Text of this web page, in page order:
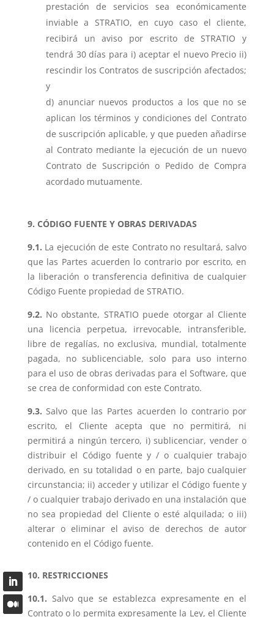
prestación de servicios sea económicamente
inviable a STRATIO, en cuyo caso el cliente,
recibirá un aviso por escrito de STRATIO y
tendrá 30 días para i) aceptar el nuevo Precio ii)
rescindir los Contratos de suscripción afectados;
y
anunciar nuevos productos a los que no se
aplican los términos y condiciones del Contrato
de suscripción aplicable, y que pueden añadirse
al Contrato mediante la ejecución de un nuevo
Contrato de Suscripción o Pedido de Compra
acordado mutuamente.
9. CÓDIGO FUENTE Y OBRAS DERIVADAS
9.1. La ejecución de este Contrato no resultará, salvo
que las Partes acuerden lo contrario por escrito, en
la liberación o transferencia definitiva de cualquier
Código Fuente propiedad de STRATIO.
9.2. No obstante, STRATIO puede otorgar al Cliente
una licencia perpetua, irrevocable, intransferible,
libre de regalías, no exclusiva, mundial, totalmente
pagada, no sublicenciable, solo para uso interno
para el uso de obras derivadas para el Software, que
se crea de conformidad con este Contrato.
9.3.Salvo que las Partes acuerden lo contrario por
escrito, el Cliente acepta que no permitirá, ni
permitirá a ningún tercero, i) sublicenciar, vender o
distribuir el Código fuente y / o cualquier trabajo
derivado, en su totalidad o en parte, bajo cualquier
circunstancia; ii) acceder y utilizar el Código fuente y
/ o cualquier trabajo derivado en una instalación que
no sea propiedad del Cliente o esté alquilada; o iii)
alterar o eliminar el aviso de derechos de autor
contenido en el Código fuente.
10. RESTRICCIONES
10.1. Salvo que se establezca expresamente en el
Contrato o lo permita expresamente la Ley, el Cliente